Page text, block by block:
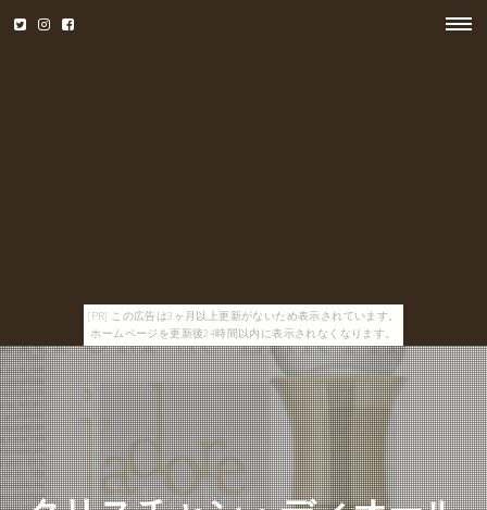
[PR] この広告は3ヶ月以上更新がないため表示されています。
ホームページを更新後24時間以内に表示されなくなります。